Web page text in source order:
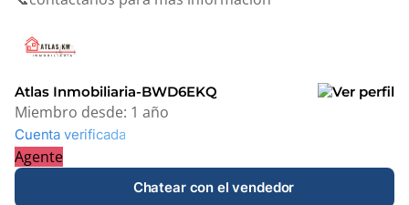
Atlas Inmobiliaria-BWD6EKQ
Miembro desde: 1 año
Cuenta verificada
Agente
Chatear con el vendedor